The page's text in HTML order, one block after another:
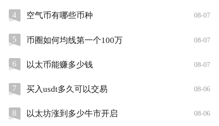
4 空气币有哪些币种 08-07
5 币圈如何均线第一个100万 08-07
6 以太币能赚多少钱 08-07
7 买入usdt多久可以交易 08-06
8 以太坊涨到多少牛市开启 08-06